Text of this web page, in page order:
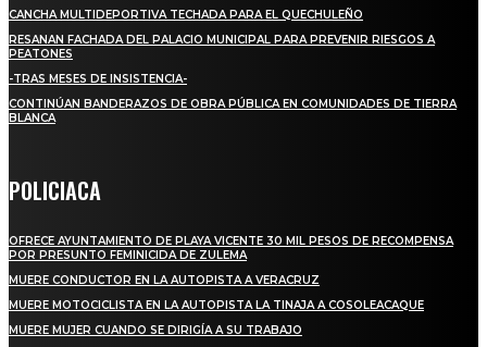
CANCHA MULTIDEPORTIVA TECHADA PARA EL QUECHULEÑO
RESANAN FACHADA DEL PALACIO MUNICIPAL PARA PREVENIR RIESGOS A
PEATONES
-TRAS MESES DE INSISTENCIA-
CONTINÚAN BANDERAZOS DE OBRA PÚBLICA EN COMUNIDADES DE TIERRA
BLANCA
POLICIACA
OFRECE AYUNTAMIENTO DE PLAYA VICENTE 30 MIL PESOS DE RECOMPENSA
POR PRESUNTO FEMINICIDA DE ZULEMA
MUERE CONDUCTOR EN LA AUTOPISTA A VERACRUZ
MUERE MOTOCICLISTA EN LA AUTOPISTA LA TINAJA A COSOLEACAQUE
MUERE MUJER CUANDO SE DIRIGÍA A SU TRABAJO